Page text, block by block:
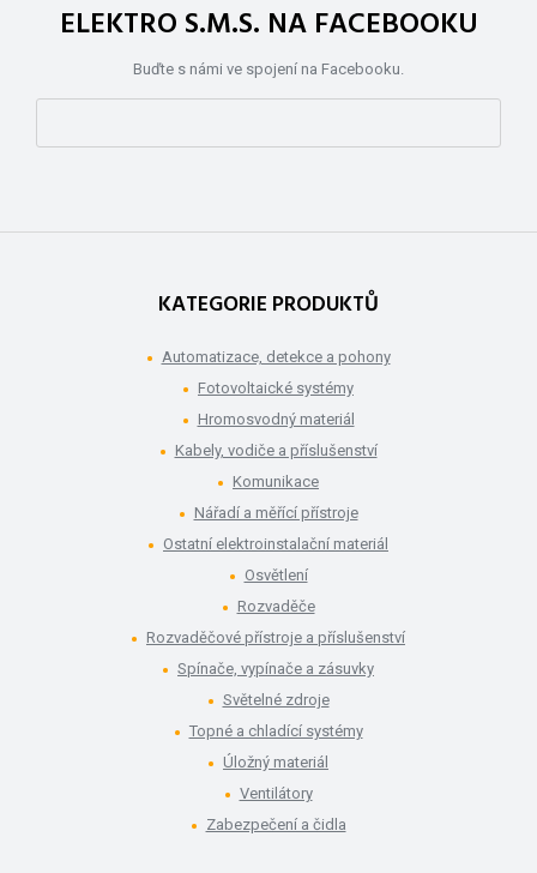
ELEKTRO S.M.S. NA FACEBOOKU
Buďte s námi ve spojení na Facebooku.
KATEGORIE PRODUKTŮ
Automatizace, detekce a pohony
Fotovoltaické systémy
Hromosvodný materiál
Kabely, vodiče a příslušenství
Komunikace
Nářadí a měřící přístroje
Ostatní elektroinstalační materiál
Osvětlení
Rozvaděče
Rozvaděčové přístroje a příslušenství
Spínače, vypínače a zásuvky
Světelné zdroje
Topné a chladící systémy
Úložný materiál
Ventilátory
Zabezpečení a čidla